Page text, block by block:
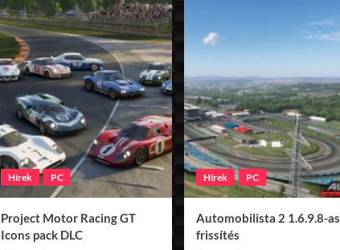
Hírek PC
Project Motor Racing GT
Icons pack DLC
Hírek PC
Automobilista 2 1.6.9.8-as
frissítés